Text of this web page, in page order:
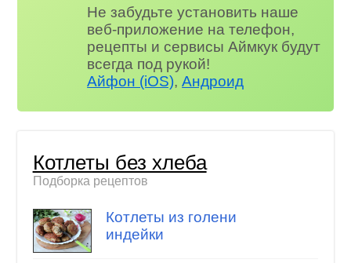
Не забудьте установить наше
веб-приложение на телефон,
рецепты и сервисы Аймкук будут
всегда под рукой!
Айфон (iOS),Андроид
Котлеты без хлеба
Подборка рецептов
Котлеты из голени
индейки